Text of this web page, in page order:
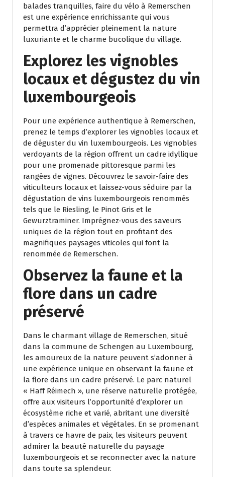
balades tranquilles, faire du vélo à Remerschen
est une expérience enrichissante qui vous
permettra d’apprécier pleinement la nature
luxuriante et le charme bucolique du village.
Explorez les vignobles
locaux et dégustez du vin
luxembourgeois
Pour une expérience authentique à Remerschen,
prenez le temps d’explorer les vignobles locaux et
de déguster du vin luxembourgeois. Les vignobles
verdoyants de la région offrent un cadre idyllique
pour une promenade pittoresque parmi les
rangées de vignes. Découvrez le savoir-faire des
viticulteurs locaux et laissez-vous séduire par la
dégustation de vins luxembourgeois renommés
tels que le Riesling, le Pinot Gris et le
Gewurztraminer. Imprégnez-vous des saveurs
uniques de la région tout en profitant des
magnifiques paysages viticoles qui font la
renommée de Remerschen.
Observez la faune et la
flore dans un cadre
préservé
Dans le charmant village de Remerschen, situé
dans la commune de Schengen au Luxembourg,
les amoureux de la nature peuvent s’adonner à
une expérience unique en observant la faune et
la flore dans un cadre préservé. Le parc naturel
« Haff Réimech », une réserve naturelle protégée,
offre aux visiteurs l’opportunité d’explorer un
écosystème riche et varié, abritant une diversité
d’espèces animales et végétales. En se promenant
à travers ce havre de paix, les visiteurs peuvent
admirer la beauté naturelle du paysage
luxembourgeois et se reconnecter avec la nature
dans toute sa splendeur.